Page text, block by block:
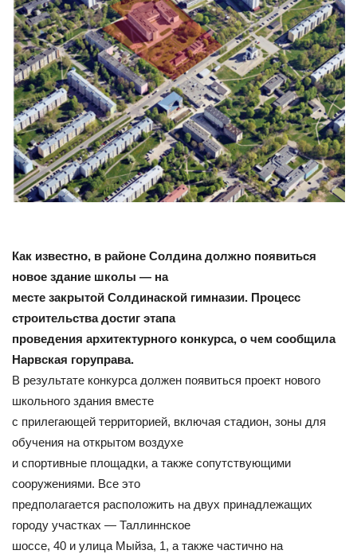
Как известно, в районе Солдина должно появиться
новое здание школы — на
месте закрытой Солдинаской гимназии. Процесс
строительства достиг этапа
проведения архитектурного конкурса, о чем сообщила
Нарвская горуправа.
В результате конкурса должен появиться проект нового
школьного здания вместе
с прилегающей территорией, включая стадион, зоны для
обучения на открытом воздухе
и спортивные площадки, а также сопутствующими
сооружениями. Все это
предполагается расположить на двух принадлежащих
городу участках — Таллиннское
шоссе, 40 и улица Мыйза, 1, а также частично на